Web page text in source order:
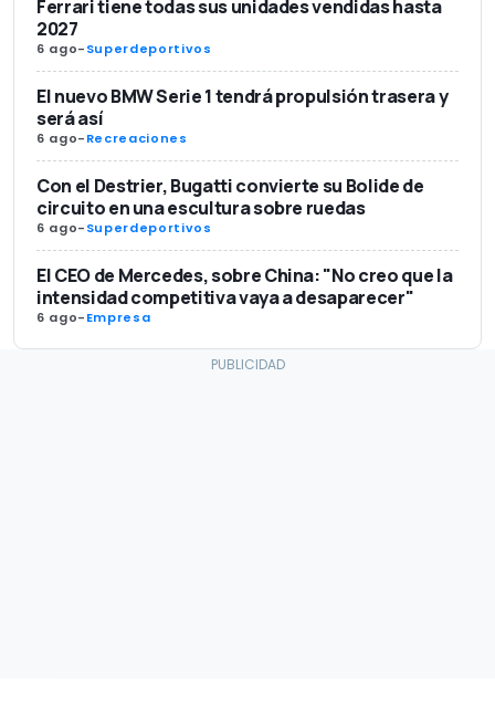
Ferrari tiene todas sus unidades vendidas hasta
2027
6 ago-Superdeportivos
El nuevo BMW Serie 1 tendrá propulsión trasera y
será así
6 ago-Recreaciones
Con el Destrier, Bugatti convierte su Bolide de
circuito en una escultura sobre ruedas
6 ago-Superdeportivos
El CEO de Mercedes, sobre China: "No creo que la
intensidad competitiva vaya a desaparecer"
6 ago-Empresa